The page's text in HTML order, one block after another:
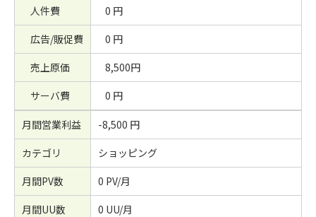
人件費
0 円
広告/販促費
0 円
売上原価
8,500円
サーバ費
0 円
月間営業利益
-8,500 円
カテゴリ
ショッピング
月間PV数
0 PV/月
月間UU数
0 UU/月